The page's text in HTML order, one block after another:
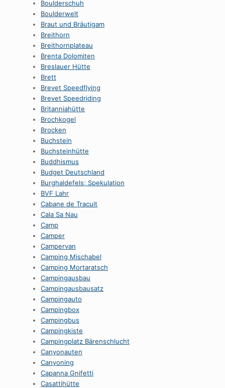
Boulderschuh
Boulderwelt
Braut und Bräutigam
Breithorn
Breithornplateau
Brenta Dolomiten
Breslauer Hütte
Brett
Brevet Speedflying
Brevet Speedriding
Britanniahütte
Brochkogel
Brocken
Buchstein
Buchsteinhütte
Buddhismus
Budget Deutschland
Burghaldefels; Spekulation
BVF Lahr
Cabane de Tracuit
Cala Sa Nau
Camp
Camper
Campervan
Camping Mischabel
Camping Mortaratsch
Campingausbau
Campingausbausatz
Campingauto
Campingbox
Campingbus
Campingkiste
Campingplatz Bärenschlucht
Canyonauten
Canyoning
Capanna Gnifetti
Casattihütte